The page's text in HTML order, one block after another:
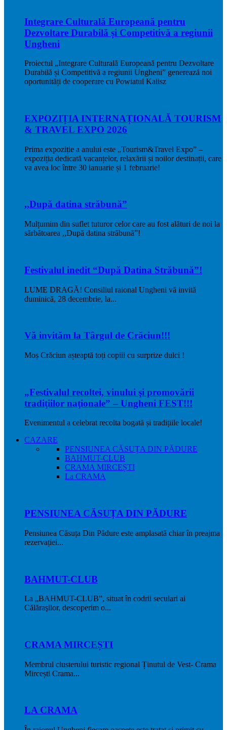
Integrare Culturală Europeană pentru
Dezvoltare Durabilă și Competitivă a regiunii
Ungheni
Proiectul „Integrare Culturală Europeană pentru Dezvoltare
Durabilă și Competitivă a regiunii Ungheni” generează noi
oportunități de cooperare cu Powiatul Kalisz
EXPOZIȚIA INTERNAȚIONALĂ TOURISM
& TRAVEL EXPO 2026
Prima expoziție a anului este „Tourism&Travel Expo” –
expoziția dedicată vacanțelor, relaxării și noilor destinații, care
va avea loc între 30 ianuarie și 1 februarie!
,,După datina străbună”
Mulțumim din suflet tuturor celor care au fost alături de noi la
sărbătoarea ,,După datina străbună”!
Festivalul inedit “După Datina Străbună”!
LUME DRAGĂ! Consiliul raional Ungheni vă invită
duminică, 28 decembrie, la...
Vă invităm la Târgul de Crăciun!!!
Moș Crăciun așteaptă toți copiii cu surprize dulci !
„Festivalul recoltei, vinului şi promovării
tradiţiilor naţionale” – Ungheni FEST!!!
Evenimentul a celebrat recolta bogată și tradițiile locale!
CAZARE
PENSIUNEA CĂSUȚA DIN PĂDURE
BAHMUT-CLUB
CRAMA MIRCEȘTI
La CRAMA
PENSIUNEA CĂSUȚA DIN PĂDURE
Pensiunea Căsuța Din Pădure este amplasată chiar în preajma
rezervației...
BAHMUT-CLUB
La „BAHMUT-CLUB”, situat în codrii seculari ai
Călăraşilor, descoperim o...
CRAMA MIRCEȘTI
Membrul clusterului turistic regional Ținutul de Vest- Crama
Mircești Crama...
LA CRAMA